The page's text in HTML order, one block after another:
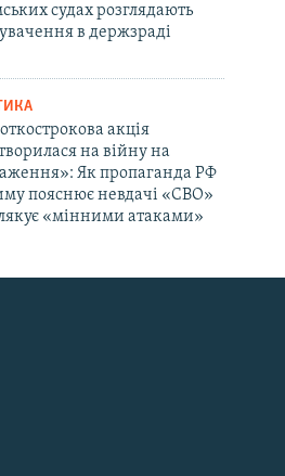
судах розглядають
в держзраді
акція
на війну на
Як пропаганда РФ
пояснює невдачі «СВО»
«мінними атаками»